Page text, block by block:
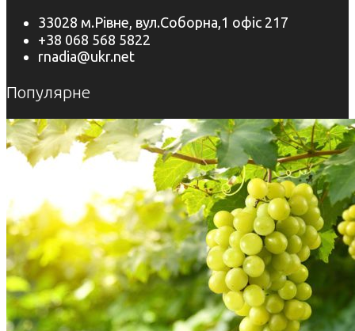
33028 м.Рівне, вул.Соборна,1 офіс 217
+38 068 568 5822
rnadia@ukr.net
Популярне